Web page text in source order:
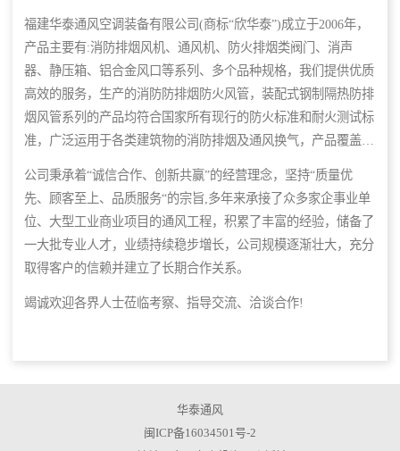
福建华泰通风空调装备有限公司(商标“欣华泰”)成立于2006年，
产品主要有:消防排烟风机、通风机、防火排烟类阀门、消声
器、静压箱、铝合金风口等系列、多个品种规格，我们提供优质
高效的服务，生产的消防防排烟防火风管，装配式钢制隔热防排
烟风管系列的产品均符合国家所有现行的防火标准和耐火测试标
准，广泛运用于各类建筑物的消防排烟及通风换气，产品覆盖国
公司秉承着“诚信合作、创新共赢”的经营理念，坚持“质量优
先、顾客至上、品质服务“的宗旨,多年来承接了众多家企事业单
位、大型工业商业项目的通风工程，积累了丰富的经验，储备了
一大批专业人才，业绩持续稳步増长，公司规模逐渐壮大，充分
取得客户的信赖并建立了长期合作关系。
竭诚欢迎各界人士莅临考察、指导交流、洽谈合作!
华泰通风
闽ICP备16034501号-2